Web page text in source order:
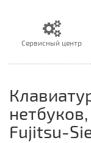
Сервисный центр
Fujitsu-